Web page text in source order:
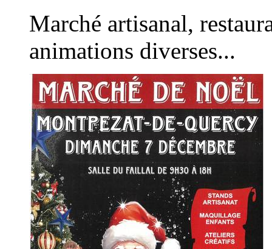
Marché artisanal,
animations diverses...